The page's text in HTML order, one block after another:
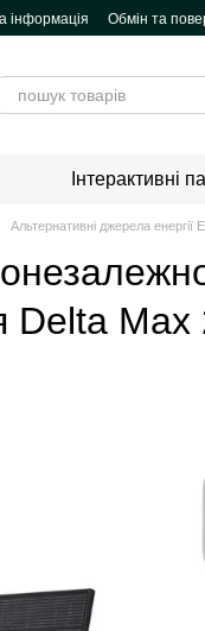
інформація Обмін та
Інтерактивні
Альтернативні джерела енергії
Delta Max